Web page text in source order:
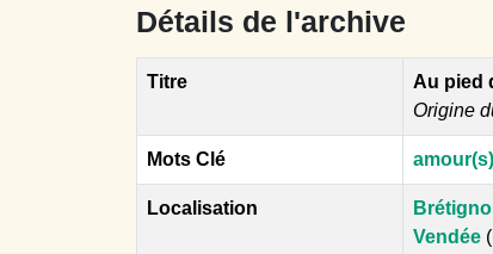
Détails de l'archive
Titre
Au pied
Origine
Mots Clé
Localisation
Vendée (